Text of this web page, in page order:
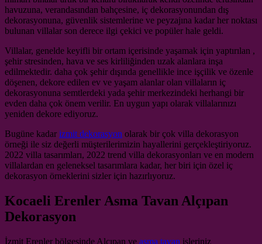
havuzuna, verandasından bahçesine, iç dekorasyonundan dış
dekorasyonuna, güvenlik sistemlerine ve peyzajına kadar her noktası
bulunan villalar son derece ilgi çekici ve popüler hale geldi.
Villalar, genelde keyifli bir ortam içerisinde yaşamak için yaptırılan ,
şehir stresinden, hava ve ses kirliliğinden uzak alanlara inşa
edilmektedir. daha çok şehir dışında genellikle ince işçilik ve özenle
döşenen, dekore edilen ev ve yaşam alanlar olan villaların iç
dekorasyonuna semtlerdeki yada şehir merkezindeki herhangi bir
evden daha çok önem verilir. En uygun yapı olarak villalarınızı
yeniden dekore ediyoruz.
Bugüne kadar izmit dekorasyon olarak bir çok villa dekorasyon
örneği ile siz değerli müşterilerimizin hayallerini gerçekleştiriyoruz.
2022 villa tasarımları, 2022 trend villa dekorasyonları ve en modern
villalardan en geleneksel tasarımlara kadar, her biri için özel iç
dekorasyon örneklerini sizler için hazırlıyoruz.
Kocaeli Erenler Asma Tavan Alçıpan
Dekorasyon
İzmit Erenler bölgesinde Alçıpan ve asma tavan işleriniz